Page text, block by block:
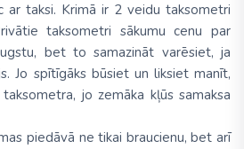
ar taksi. Krimā ir 2 veidu taksometri
taksometri sākumu cenu par
bet to samazināt varēsiet, ja
Jo spītīgāks būsiet un liksiet manīt,
jo zemāka kļūs samaksa
piedāvā ne tikai braucienu, bet arī